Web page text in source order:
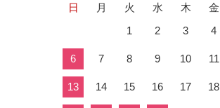
日 月 火 水 木 金
1
2 3 4
6 7 8 9 10 11
13 14 15 16 17 18